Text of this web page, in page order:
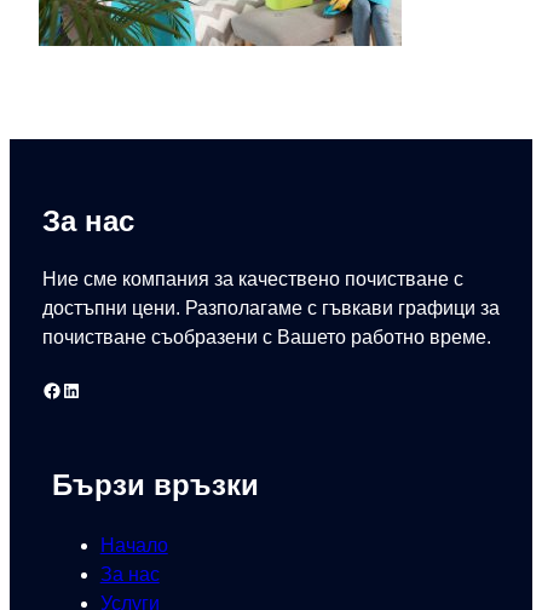
За нас
Ние сме компания за качествено почистване с
достъпни цени. Разполагаме с гъвкави графици за
почистване съобразени с Вашето работно време.
Facebook LinkedIn
Бързи връзки
Начало
За нас
Услуги